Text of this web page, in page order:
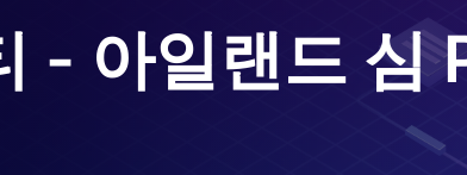
- 아일랜드 심